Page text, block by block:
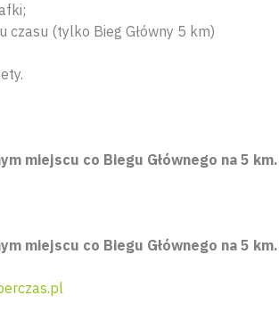
czasu (tylko Bieg Główny 5 km)
miejscu co Biegu Głównego na 5
miejscu co Biegu Głównego na 5